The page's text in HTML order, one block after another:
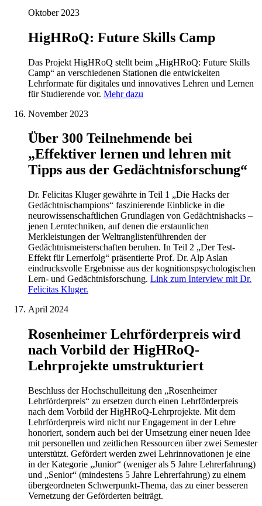
Oktober 2023
HigHRoQ: Future Skills Camp
Das Projekt HigHRoQ stellt beim „HigHRoQ: Future Skills
Camp“ an verschiedenen Stationen die entwickelten
Lehrformate für digitales und innovatives Lehren und Lernen
für Studierende vor. Mehr dazu
November 2023
Über 300 Teilnehmende bei
„Effektiver lernen und lehren mit
Tipps aus der Gedächtnisforschung“
Dr. Felicitas Kluger gewährte in Teil 1 „Die Hacks der
Gedächtnischampions“ faszinierende Einblicke in die
neurowissenschaftlichen Grundlagen von Gedächtnishacks –
jenen Lerntechniken, auf denen die erstaunlichen
Merkleistungen der Weltranglistenführenden der
Gedächtnismeisterschaften beruhen. In Teil 2 „Der Test-
Effekt für Lernerfolg“ präsentierte Prof. Dr. Alp Aslan
eindrucksvolle Ergebnisse aus der kognitionspsychologischen
Lern- und Gedächtnisforschung. Link zum Interview mit Dr.
Felicitas Kluger.
April 2024
Rosenheimer Lehrförderpreis wird
nach Vorbild der HigHRoQ-
Lehrprojekte umstrukturiert
Beschluss der Hochschulleitung den „Rosenheimer
Lehrförderpreis“ zu ersetzen durch einen Lehrförderpreis
nach dem Vorbild der HigHRoQ-Lehrprojekte. Mit dem
Lehrförderpreis wird nicht nur Engagement in der Lehre
honoriert, sondern auch bei der Umsetzung einer neuen Idee
mit personellen und zeitlichen Ressourcen über zwei Semester
unterstützt. Gefördert werden zwei Lehrinnovationen je eine
in der Kategorie „Junior“ (weniger als 5 Jahre Lehrerfahrung)
und „Senior“ (mindestens 5 Jahre Lehrerfahrung) zu einem
übergeordneten Schwerpunkt-Thema, das zu einer besseren
Vernetzung der Geförderten beiträgt.